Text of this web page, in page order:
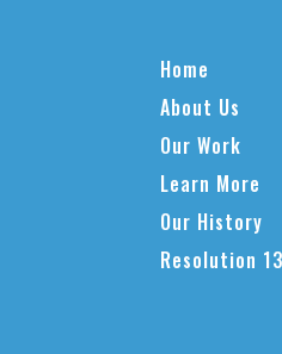
Home
About Us
Our Work
Learn More
Our History
Resolution